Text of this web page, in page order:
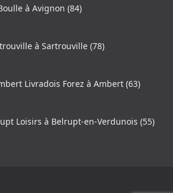
à Avignon (84)
à Sartrouville (78)
Livradois Forez à Ambert (63)
Loisirs à Belrupt-en-Verdunois (55)